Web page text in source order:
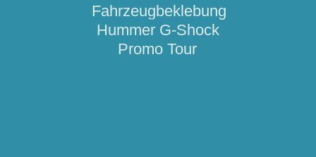
Fahrzeugbeklebung
Hummer G-Shock
Promo Tour